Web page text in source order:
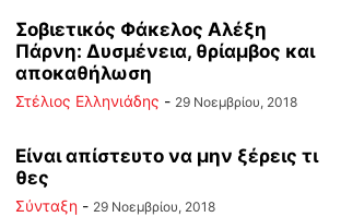
Σοβιετικός Φάκελος Αλέξη
Πάρνη: Δυσμένεια, θρίαμβος και
αποκαθήλωση
Στέλιος Ελληνιάδης - 29 Νοεμβρίου, 2018
Είναι απίστευτο να μην ξέρεις τι
θες
Σύνταξη - 29 Νοεμβρίου, 2018